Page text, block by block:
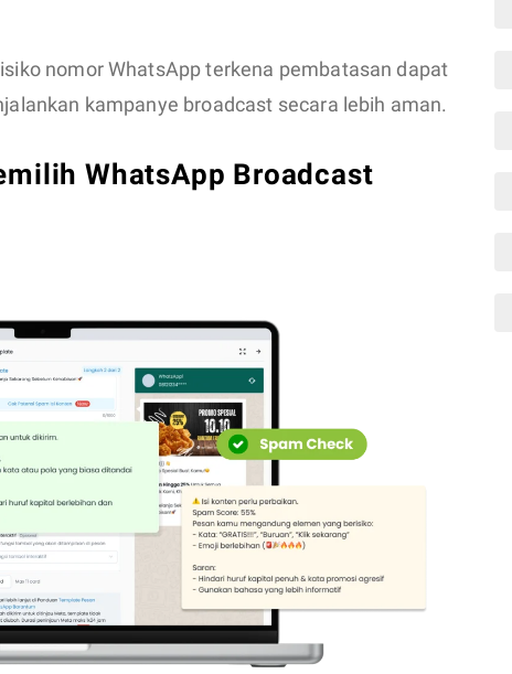
nomor WhatsApp terkena pembatasan dapat
kampanye broadcast secara lebih aman.
WhatsApp Broadcast